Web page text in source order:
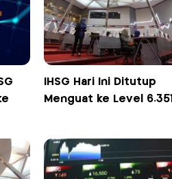
IHSG Hari Ini Ditutup
Menguat ke Level 6.351